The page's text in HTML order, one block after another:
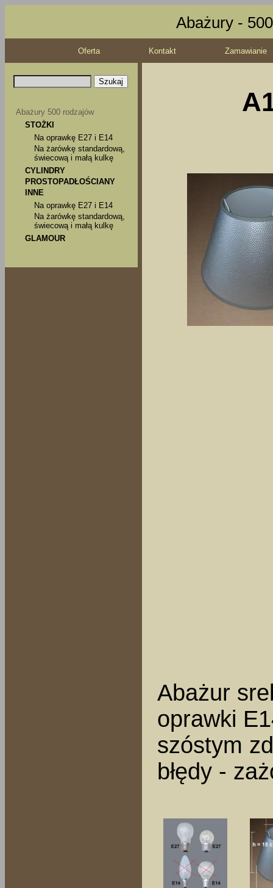
Abażury -
Oferta Kontakt Zamawianie
Abażury 500 rodzajów
STOŻKI
Na oprawkę E27 i E14
Na żarówkę standardową,
świecową i małą kulkę
CYLINDRY
PROSTOPADŁOŚCIANY
INNE
Na oprawkę E27 i E14
Na żarówkę standardową,
świecową i małą kulkę
GLAMOUR
Abażur
oprawki
szóstym
błędy -